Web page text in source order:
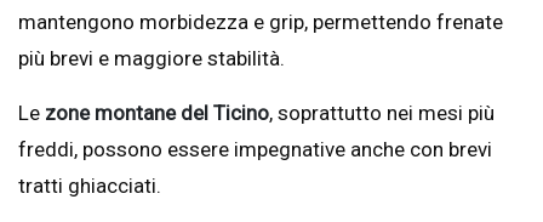
mantengono morbidezza e grip, permettendo frenate
più brevi e maggiore stabilità.
Le zone montane del Ticino, soprattutto nei mesi più
freddi, possono essere impegnative anche con brevi
tratti ghiacciati.